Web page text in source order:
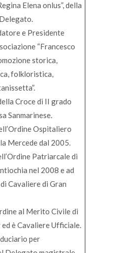
Elena onlus”, della
e Presidente
“Francesco
storica,
folkloristica,
Croce di II grado
Sanmarinese.
Ospitaliero
Mercede dal 2005.
Patriarcale di
nel 2008 e ad
Cavaliere di Gran
al Merito Civile di
è Cavaliere Ufficiale.
per